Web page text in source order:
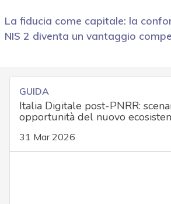
La fiducia come capitale: la
NIS 2 diventa un vantaggio
GUIDA
Italia Digitale post-PNRR:
opportunità del nuovo
31 Mar 2026